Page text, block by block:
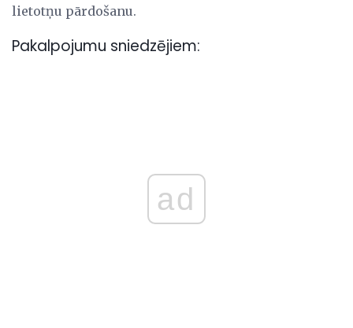
lietotņu pārdošanu.
Pakalpojumu sniedzējiem:
ad